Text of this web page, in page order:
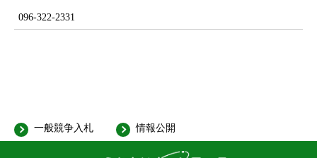
096-322-2331
一般競争入札 情報公開